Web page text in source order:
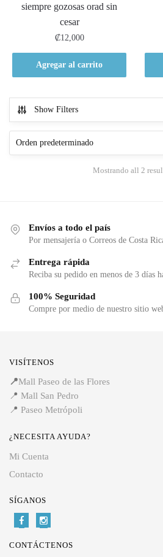
siempre gozosas orad sin
cesar
₡12,000
Agregar al carrito
Show Filters
Mostrando all 2
Envíos a todo el país
Por mensajería o Correos de Costa
Entrega rápida
Reciba su pedido en menos de 3 días
100% Seguridad
Compre por medio de nuestro sitio
VISÍTENOS
📍Mall Paseo de las Flores
📍 Mall San Pedro
📍 Paseo Metrópoli
¿NECESITA AYUDA?
Mi Cuenta
Contacto
SÍGANOS
CONTÁCTENOS